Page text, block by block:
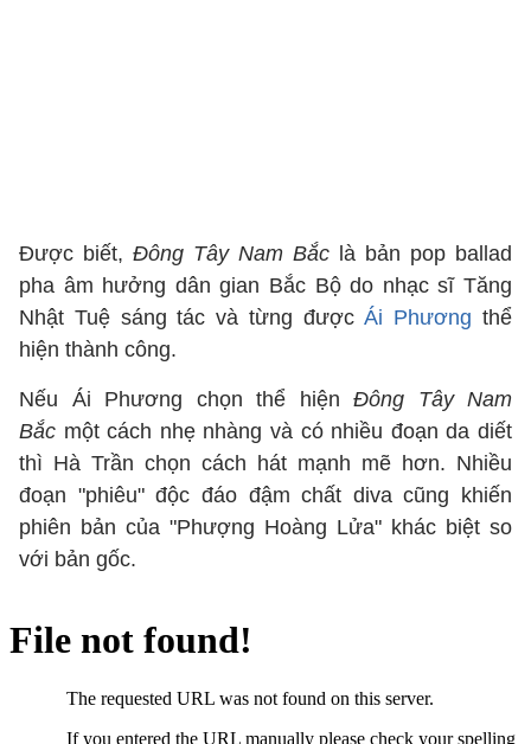
Được biết, Đông Tây Nam Bắc là bản pop ballad
pha âm hưởng dân gian Bắc Bộ do nhạc sĩ Tăng
Nhật Tuệ sáng tác và từng đượcÁi Phương thể
hiện thành công.
Nếu Ái Phương chọn thể hiện Đông Tây Nam
Bắc một cách nhẹ nhàng và có nhiều đoạn da diết
thì Hà Trần chọn cách hát mạnh mẽ hơn. Nhiều
đoạn "phiêu" độc đáo đậm chất diva cũng khiến
phiên bản của "Phượng Hoàng Lửa" khác biệt so
với bản gốc.